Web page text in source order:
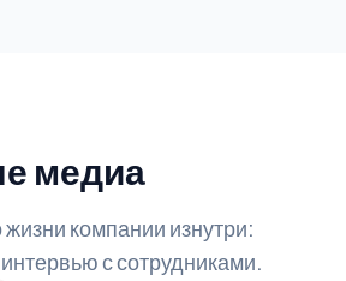
медиа
компании изнутри:
с сотрудниками.